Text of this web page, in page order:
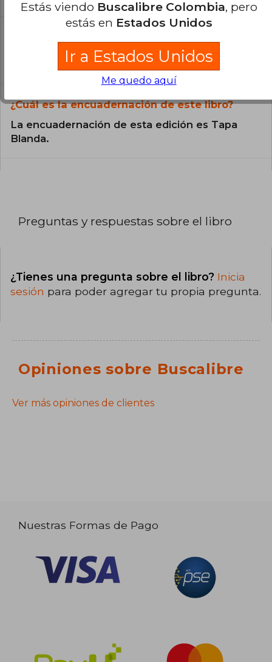
¿En qué Idioma está escrito el
El libro está escrito en Español.
¿Cuál es la encuadernación de este libro?
La encuadernación de esta edición es Tapa
Blanda.
Preguntas y respuestas sobre el libro
¿Tienes una pregunta sobre el libro? Inicia
sesión para poder agregar tu propia pregunta.
Opiniones sobre Buscalibre
Ver más opiniones de clientes
Nuestras Formas de Pago
Estás viendo Buscalibre Colombia, pero
estás en Estados Unidos
Ir a Estados Unidos
Me quedo aquí